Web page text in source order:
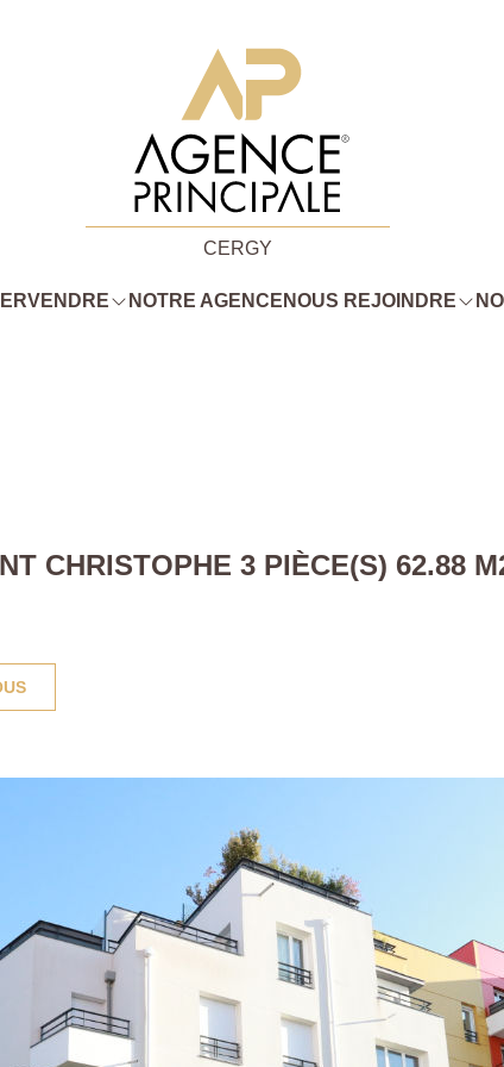
CERGY
VENDRE NOTRE AGENCE NOUS REJOINDRE
CHRISTOPHE 3 PIÈCE(S) 62.88